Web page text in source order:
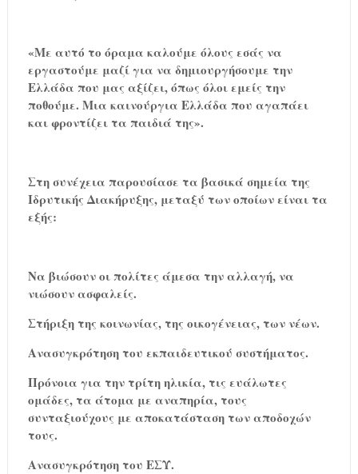
«Με αυτό το όραμα καλούμε όλους εσάς να
εργαστούμε μαζί για να δημιουργήσουμε την
Ελλάδα που μας αξίζει, όπως όλοι εμείς την
ποθούμε. Μια καινούργια Ελλάδα που αγαπάει
και φροντίζει τα παιδιά της».
Στη συνέχεια παρουσίασε τα βασικά σημεία της
Ιδρυτικής Διακήρυξης, μεταξύ των οποίων είναι τα
εξής:
Να βιώσουν οι πολίτες άμεσα την αλλαγή, να
νιώσουν ασφαλείς.
Στήριξη της κοινωνίας, της οικογένειας, των νέων.
Ανασυγκρότηση του εκπαιδευτικού συστήματος.
Πρόνοια για την τρίτη ηλικία, τις ευάλωτες
ομάδες, τα άτομα με αναπηρία, τους
συνταξιούχους με αποκατάσταση των αποδοχών
τους.
Ανασυγκρότηση του ΕΣΥ.